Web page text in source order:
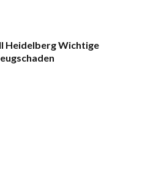
Heidelberg Wichtige